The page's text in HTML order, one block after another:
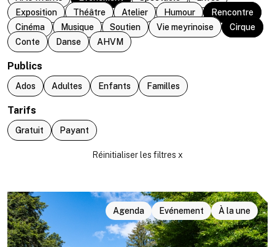
Exposition
Théâtre Atelier Humour
Rencontre
Cinéma
Musique Soutien Vie meyrinoise
Cirque
Conte
Danse AHVM
Publics
Ados Adultes Enfants Familles
Tarifs
Gratuit Payant
Agenda Evénement À la une